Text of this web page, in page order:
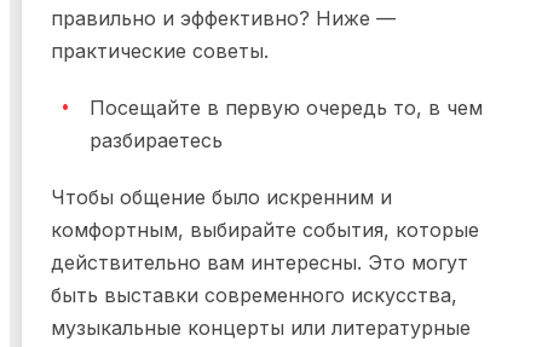
правильно и эффективно? Ниже —
практические советы.
Посещайте в первую очередь то, в чем
разбираетесь
Чтобы общение было искренним и
комфортным, выбирайте события, которые
действительно вам интересны. Это могут
быть выставки современного искусства,
музыкальные концерты или литературные